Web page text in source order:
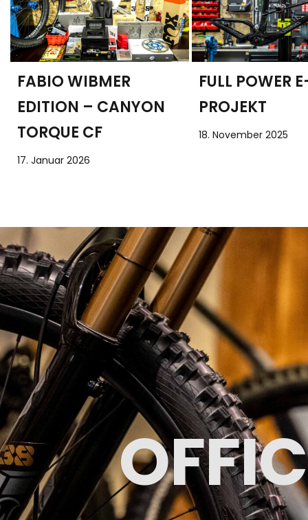
FABIO WIBMER
EDITION – CANYON
TORQUE CF
17. Januar 2026
FULL POWER
PROJEKT
18. November 2025